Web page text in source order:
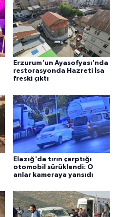
Erzurum'un Ayasofyası'nda
restorasyonda Hazreti İsa
freski çıktı
Elazığ'da tırın çarptığı
otomobil sürüklendi: O
anlar kameraya yansıdı